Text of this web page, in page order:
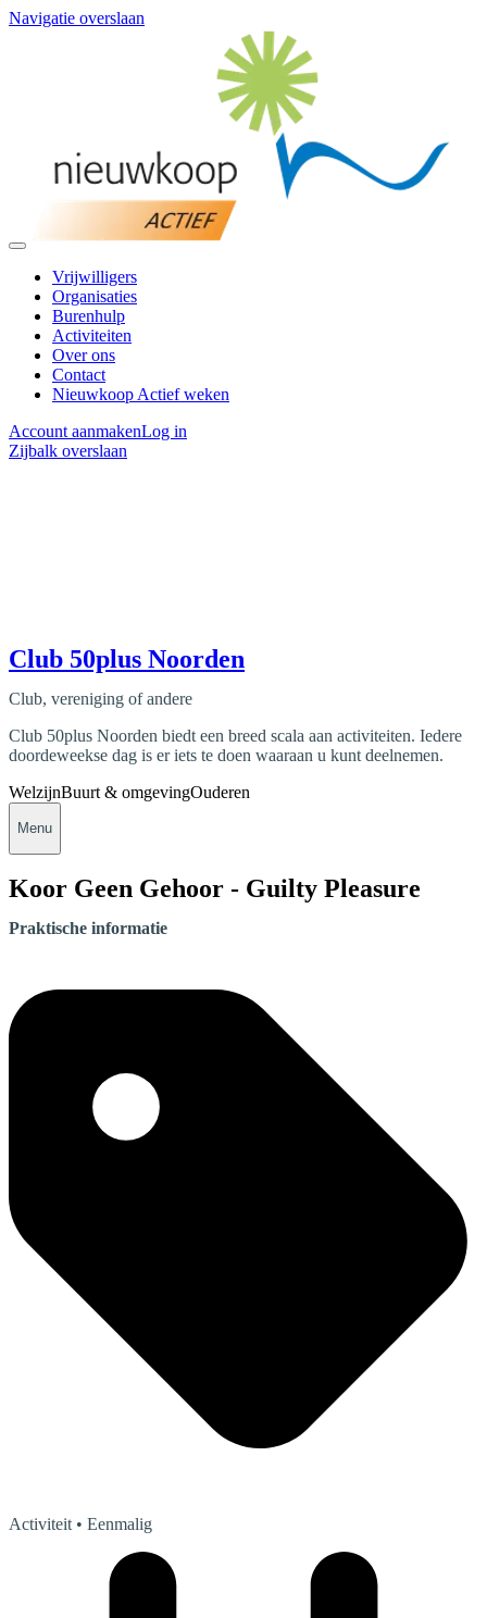
Navigatie overslaan
Vrijwilligers
Organisaties
Burenhulp
Activiteiten
Over ons
Contact
Nieuwkoop Actief weken
Account aanmakenLog in
Zijbalk overslaan
Club 50plus Noorden
Club, vereniging of andere
Club 50plus Noorden biedt een breed scala aan activiteiten. Iedere
doordeweekse dag is er iets te doen waaraan u kunt deelnemen.
WelzijnBuurt & omgevingOuderen
Menu
Koor Geen Gehoor - Guilty Pleasure
Praktische informatie
Activiteit • Eenmalig